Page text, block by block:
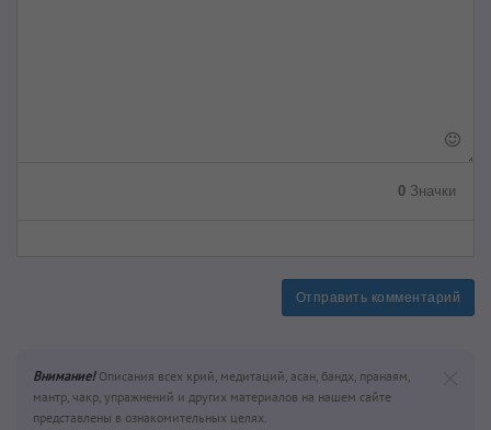
0 Значки
Отправить комментарий
Внимание!Описания всех крий, медитаций, асан, бандх, пранаям,
мантр, чакр, упражнений и других материалов на нашем сайте
представлены в ознакомительных целях.